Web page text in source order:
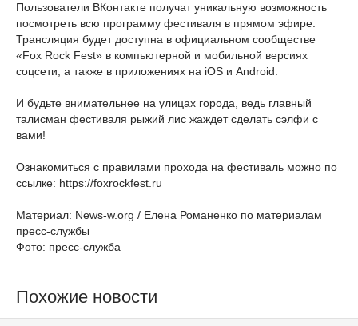
Пользователи ВКонтакте получат уникальную возможность
посмотреть всю программу фестиваля в прямом эфире.
Трансляция будет доступна в официальном сообществе
«Fox Rock Fest» в компьютерной и мобильной версиях
соцсети, а также в приложениях на iOS и Android.
И будьте внимательнее на улицах города, ведь главный
талисман фестиваля рыжий лис жаждет сделать сэлфи с
вами!
Ознакомиться с правилами прохода на фестиваль можно по
ссылке: https://foxrockfest.ru
Материал: News-w.org / Елена Романенко по материалам
пресс-службы
Фото: пресс-служба
Похожие новости